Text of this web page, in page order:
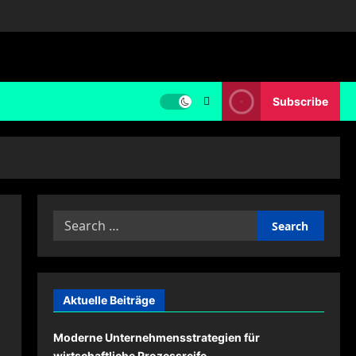
Subscribe
Search
Aktuelle Beiträge
Moderne Unternehmensstrategien für